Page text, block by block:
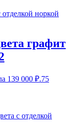
графит
139 000 ₽.75